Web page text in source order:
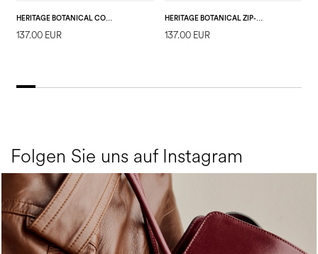
HERITAGE BOTANICAL CONTINENTAL WALLET
137.00 EUR
HERITAGE BOTANICAL ZIP-AROUND-GELDBÖRSE
137.00 EUR
Folgen Sie uns auf Instagram